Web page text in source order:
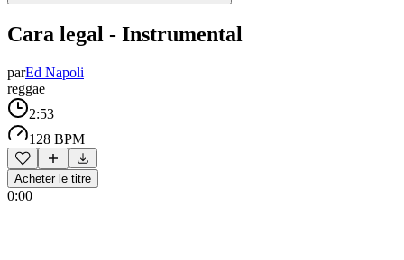
Cara legal - Instrumental
parEd Napoli
reggae
2:53
128 BPM
Acheter le titre
0:00